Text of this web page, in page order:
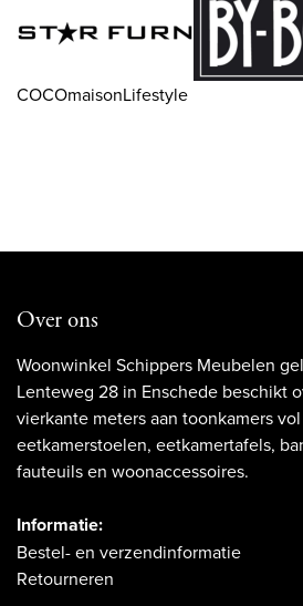
COCOmaisonLifestyle
Over ons
Woonwinkel Schippers Meubelen
Lenteweg 28 in Enschede beschikt
vierkante meters aan toonkamers
eetkamerstoelen, eetkamertafels,
fauteuils en woonaccessoires.
Informatie:
Bestel- en verzendinformatie
Retourneren